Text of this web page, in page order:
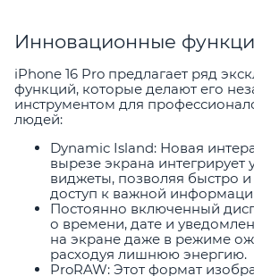
Инновационные
iPhone 16 Pro предлагает ряд
функций, которые делают его
инструментом для
людей:
Dynamic Island: Новая
вырезе экрана интегрирует
виджеты, позволяя быстро
доступ к важной
Постоянно включенный
о времени, дате и
на экране даже в режиме
расходуя лишнюю энергию.
ProRAW: Этот формат